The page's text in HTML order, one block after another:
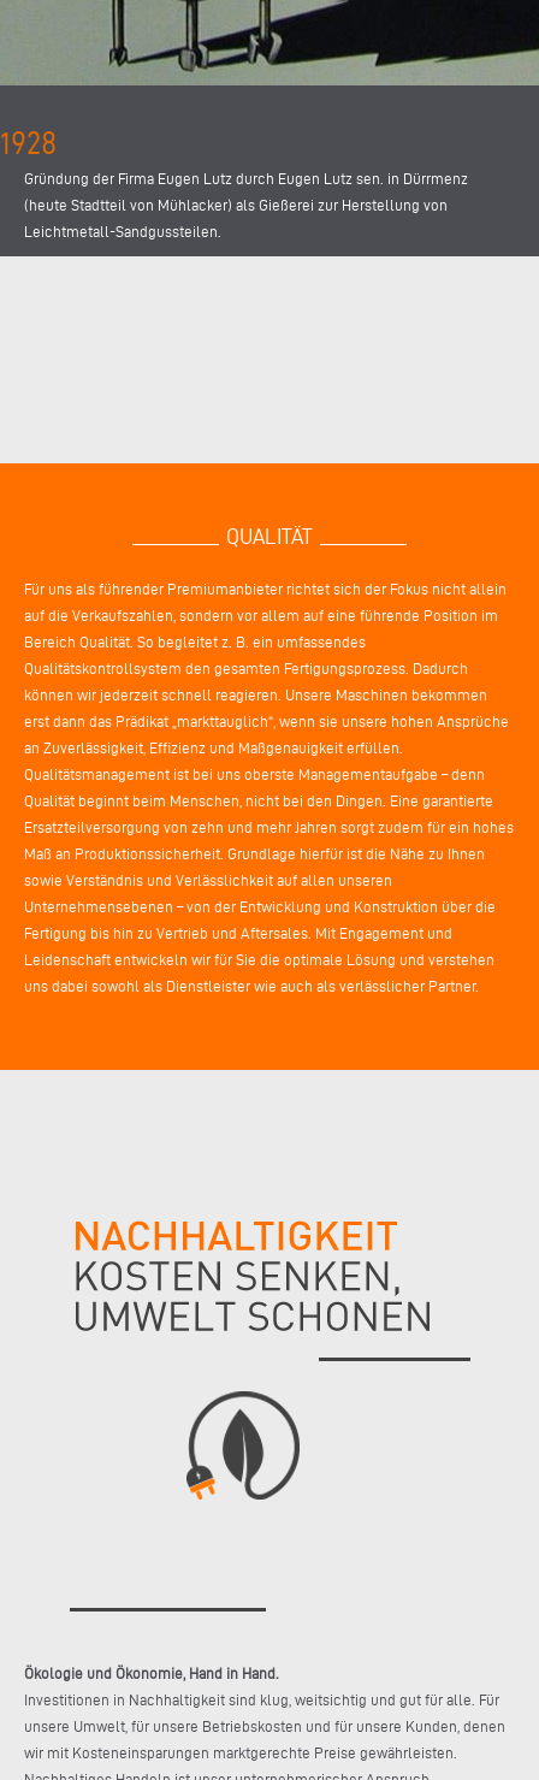
1928
Gründung der Firma Eugen Lutz durch Eugen Lutz sen. in Dürrmenz
(heute Stadtteil von Mühlacker) als Gießerei zur Herstellung von
Leichtmetall-Sandgussteilen.
QUALITÄT
Für uns als führender Premiumanbieter richtet sich der Fokus nicht allein
auf die Verkaufszahlen, sondern vor allem auf eine führende Position im
Bereich Qualität. So begleitet z. B. ein umfassendes
Qualitätskontrollsystem den gesamten Fertigungsprozess. Dadurch
können wir jederzeit schnell reagieren. Unsere Maschinen bekommen
erst dann das Prädikat „markttauglich“, wenn sie unsere hohen Ansprüche
an Zuverlässigkeit, Effizienz und Maßgenauigkeit erfüllen.
Qualitätsmanagement ist bei uns oberste Managementaufgabe – denn
Qualität beginnt beim Menschen, nicht bei den Dingen. Eine garantierte
Ersatzteilversorgung von zehn und mehr Jahren sorgt zudem für ein hohes
Maß an Produktionssicherheit. Grundlage hierfür ist die Nähe zu Ihnen
sowie Verständnis und Verlässlichkeit auf allen unseren
Unternehmensebenen – von der Entwicklung und Konstruktion über die
Fertigung bis hin zu Vertrieb und Aftersales. Mit Engagement und
Leidenschaft entwickeln wir für Sie die optimale Lösung und verstehen
uns dabei sowohl als Dienstleister wie auch als verlässlicher Partner.
Ökologie und Ökonomie, Hand in Hand.
Investitionen in Nachhaltigkeit sind klug, weitsichtig und gut für alle. Für
unsere Umwelt, für unsere Betriebskosten und für unsere Kunden, denen
wir mit Kosteneinsparungen marktgerechte Preise gewährleisten.